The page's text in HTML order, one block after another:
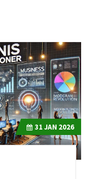
31 JAN 2026